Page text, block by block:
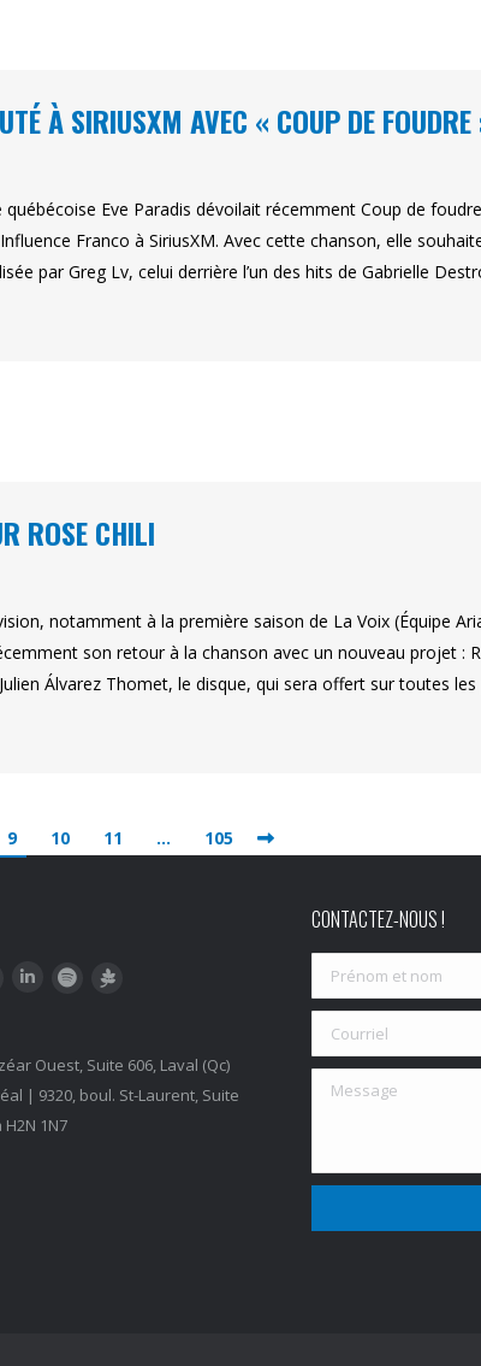
À SIRIUSXM AVEC « COUP DE
Eve Paradis dévoilait récemment Coup de
Franco à SiriusXM. Avec cette chanson, elle
par Greg Lv, celui derrière l’un des hits de Gabrielle
ROSE CHILI
notamment à la première saison de La Voix (Équipe
son retour à la chanson avec un nouveau projet :
Álvarez Thomet, le disque, qui sera offert sur toutes
9 10 11 … 105
LinkedInSpotify
Ouest, Suite 606, Laval (Qc)
| 9320, boul. St-Laurent, Suite
1N7
CONTACTEZ-NOUS !